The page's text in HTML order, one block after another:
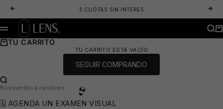
ANTERIOR
3 CUOTAS SIN INTERES
LENS. OPTICA ONLINE - LENTES DE SOL Y ANTEOJOS ÓPTICOS
MENÚ
TU CARRITO
TU CARRITO ESTÁ VACÍO
SEGUIR COMPRANDO
BUSCAR…
Búsquedas populares
🗓️ AGENDA UN EXAMEN VISUAL
🕶️